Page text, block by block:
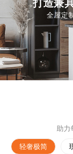
打造兼
全屋定
助力
轻奢极简